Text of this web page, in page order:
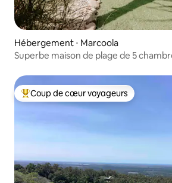
Hébergement ⋅ Marcoola
Superbe maison de plage de 5
Coups de cœur voyageurs les plus
Coup de cœur voyageurs